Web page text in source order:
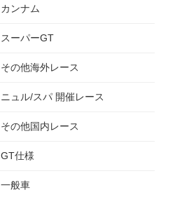
カンナム
スーパーGT
その他海外レース
ニュル/スパ 開催レース
その他国内レース
GT仕様
一般車